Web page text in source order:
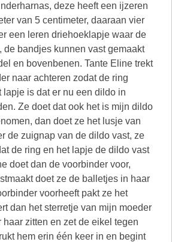
deze heeft een ijzeren
van 5 centimeter, daaraan vier
een leren driehoeklapje waar de
de bandjes kunnen vast gemaakt
en bovenbenen. Tante Eline trekt
naar achteren zodat de ring
lapje is dat er nu een dildo in
Ze doet dat ook het is mijn dildo
dan doet ze het lusje van
de zuignap van de dildo vast, ze
de ring en het lapje de dildo vast
doet dan de voorbinder voor,
doet ze de balletjes in haar
voorheeft pakt ze het
dan het sterretje van mijn moeder
haar zitten en zet de eikel tegen
hem erin één keer in en begint